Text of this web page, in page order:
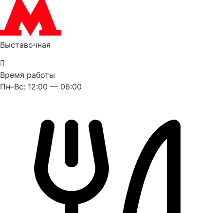
Выставочная
Время работы
Пн–Вс: 12:00 — 06:00